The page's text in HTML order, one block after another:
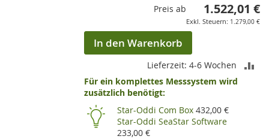
1.522,01 €
1.279,00 €
Preis ab
In den Warenkorb
Lieferzeit: 4-6 Wochen
Für ein komplettes Messsystem wird
zusätzlich benötigt:
Star-Oddi Com Box 432,00 €
Star-Oddi SeaStar Software
233,00 €